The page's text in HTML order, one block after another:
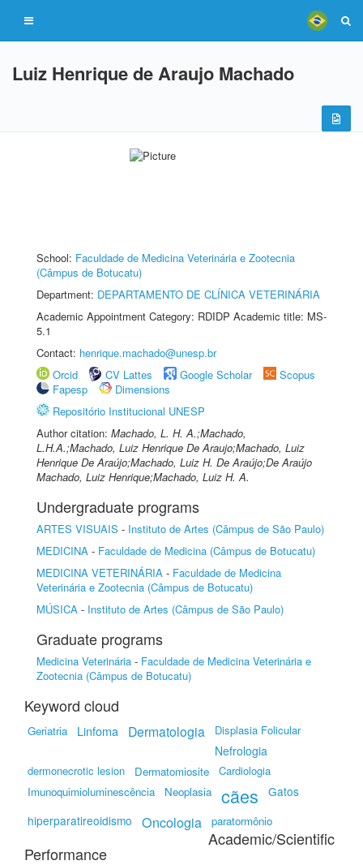
Luiz Henrique de Araujo Machado
School: Faculdade de Medicina Veterinária e Zootecnia
(Câmpus de Botucatu)
Department: DEPARTAMENTO DE CLÍNICA VETERINÁRIA
Academic Appointment Category: RDIDP Academic title: MS-
5.1
Contact: henrique.machado@unesp.br
Orcid
CV Lattes Google Scholar
Scopus
Fapesp
Dimensions
Repositório Institucional UNESP
Author citation: Machado, L. H. A.;Machado,
L.H.A.;Machado, Luiz Henrique De Araujo;Machado, Luiz
Henrique De Araújo;Machado, Luiz H. De Araújo;De Araújo
Machado, Luiz Henrique;Machado, Luiz H. A.
Undergraduate programs
ARTES VISUAIS - Instituto de Artes (Câmpus de São Paulo)
MEDICINA - Faculdade de Medicina (Câmpus de Botucatu)
MEDICINA VETERINÁRIA - Faculdade de Medicina
Veterinária e Zootecnia (Câmpus de Botucatu)
MÚSICA - Instituto de Artes (Câmpus de São Paulo)
Graduate programs
Medicina Veterinária - Faculdade de Medicina Veterinária e
Zootecnia (Câmpus de Botucatu)
Keyword cloud
Geriatria Linfoma Dermatologia Displasia Folicular
Nefrologia
dermonecrotic lesion Dermatomiosite
Cardiologia
Imunoquimioluminescência
Neoplasia cães
Gatos
hiperparatireoidismo
Oncologia paratormônio
Academic/Scientific
Performance